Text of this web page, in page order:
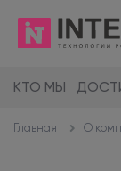
КТО МЫ
Главная О